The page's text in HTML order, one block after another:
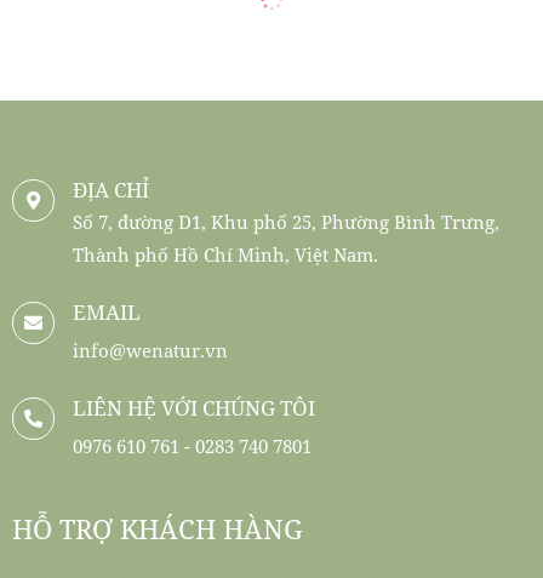
ĐỊA CHỈ
Số 7, đường D1, Khu phố 25, Phường Bình Trưng,
Thành phố Hồ Chí Minh, Việt Nam.
EMAIL
info@wenatur.vn
LIÊN HỆ VỚI CHÚNG TÔI
0976 610 761 - 0283 740 7801
HỖ TRỢ KHÁCH HÀNG